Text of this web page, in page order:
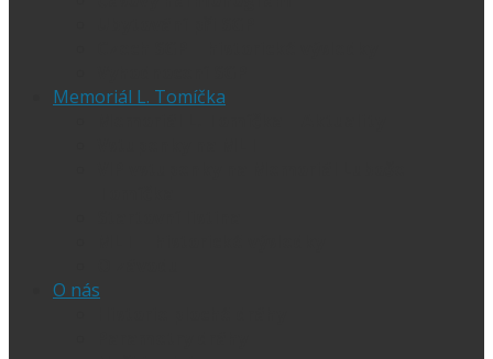
Memoriál L. Tomíčka
O nás